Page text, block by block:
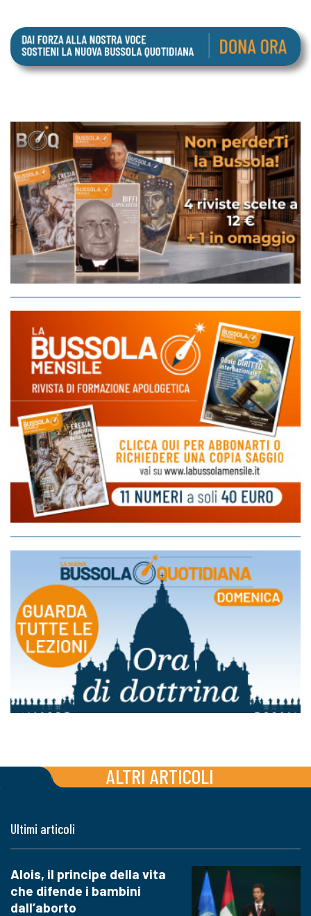
ALTRI ARTICOLI
Ultimi articoli
Alois, il principe della vita
che difende i bambini
dall’aborto